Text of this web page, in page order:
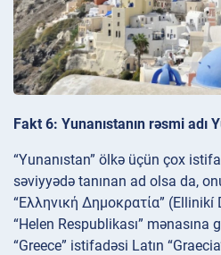
Fakt 6: Yunanıstanın rəsmi adı
“Yunanıstan” ölkə üçün çox
səviyyədə tanınan ad olsa da,
“Ελληνική Δημοκρατία”
“Helen Respublikası”
“Greece” istifadəsi Latın